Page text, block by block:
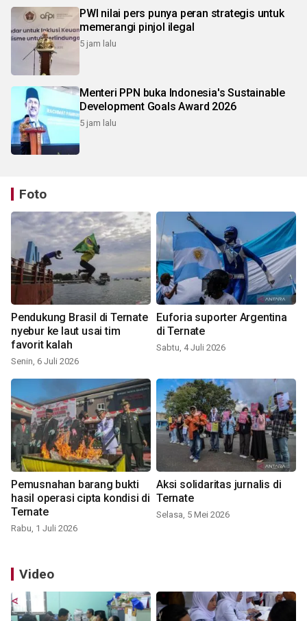
PWI nilai pers punya peran strategis untuk
memerangi pinjol ilegal
5 jam lalu
Menteri PPN buka Indonesia's Sustainable
Development Goals Award 2026
5 jam lalu
Foto
Pendukung Brasil di Ternate
nyebur ke laut usai tim
favorit kalah
Senin, 6 Juli 2026
Euforia suporter Argentina
di Ternate
Sabtu, 4 Juli 2026
Pemusnahan barang bukti
hasil operasi cipta kondisi di
Ternate
Rabu, 1 Juli 2026
Aksi solidaritas jurnalis di
Ternate
Selasa, 5 Mei 2026
Video